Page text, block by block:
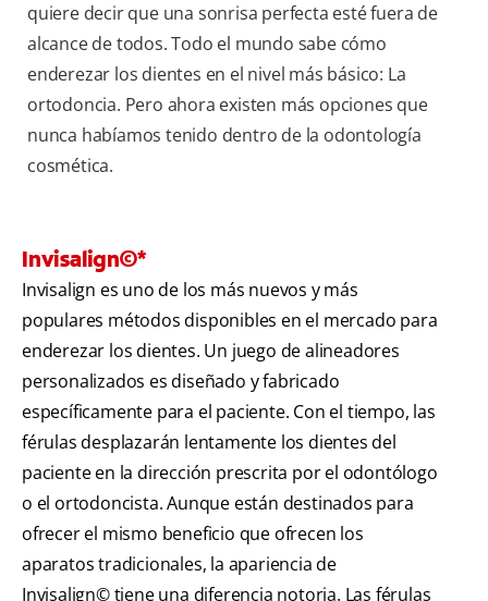
quiere decir que una sonrisa perfecta esté fuera de
alcance de todos. Todo el mundo sabe cómo
enderezar los dientes en el nivel más básico: La
ortodoncia. Pero ahora existen más opciones que
nunca habíamos tenido dentro de la odontología
cosmética.
Invisalign©*
Invisalign es uno de los más nuevos y más
populares métodos disponibles en el mercado para
enderezar los dientes. Un juego de alineadores
personalizados es diseñado y fabricado
específicamente para el paciente. Con el tiempo, las
férulas desplazarán lentamente los dientes del
paciente en la dirección prescrita por el odontólogo
o el ortodoncista. Aunque están destinados para
ofrecer el mismo beneficio que ofrecen los
aparatos tradicionales, la apariencia de
Invisalign© tiene una diferencia notoria. Las férulas